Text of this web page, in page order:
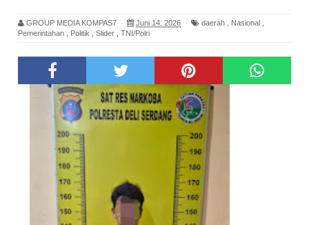
GROUP MEDIA KOMPAS7 Juni 14, 2026 daerah Nasional
Pemerintahan
Politik Slider TNI/Polri